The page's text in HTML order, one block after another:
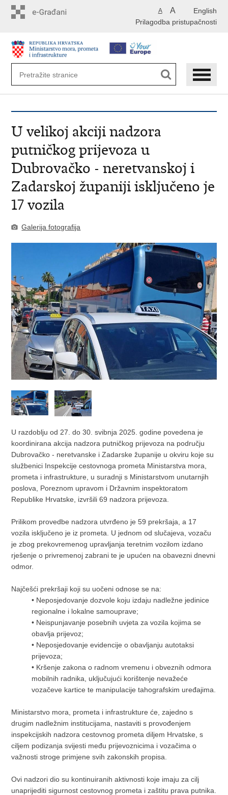
English
A A
Prilagodba pristupačnosti
U velikoj akciji nadzora
putničkog prijevoza u
Dubrovačko - neretvanskoj i
Zadarskoj županiji isključeno je
17 vozila
Galerija fotografija
U razdoblju od 27. do 30. svibnja 2025. godine povedena je
koordinirana akcija nadzora putničkog prijevoza na području
Dubrovačko - neretvanske i Zadarske županije u okviru koje su
službenici Inspekcije cestovnoga prometa Ministarstva mora,
prometa i infrastrukture, u suradnji s Ministarstvom unutarnjih
poslova, Poreznom upravom i Državnim inspektoratom
Republike Hrvatske, izvršili 69 nadzora prijevoza.
Prilikom provedbe nadzora utvrđeno je 59 prekršaja, a 17
vozila isključeno je iz prometa. U jednom od slučajeva, vozaču
je zbog prekovremenog upravljanja teretnim vozilom izdano
rješenje o privremenoj zabrani te je upućen na obavezni dnevni
odmor.
Najčešći prekršaji koji su uočeni odnose se na:
• Neposjedovanje dozvole koju izdaju nadležne jedinice
regionalne i lokalne samouprave;
• Neispunjavanje posebnih uvjeta za vozila kojima se
obavlja prijevoz;
• Neposjedovanje evidencije o obavljanju autotaksi
prijevoza;
• Kršenje zakona o radnom vremenu i obveznih odmora
mobilnih radnika, uključujući korištenje nevažeće
vozačeve kartice te manipulacije tahografskim uređajima.
Ministarstvo mora, prometa i infrastrukture će, zajedno s
drugim nadležnim institucijama, nastaviti s provođenjem
inspekcijskih nadzora cestovnog prometa diljem Hrvatske, s
ciljem podizanja svijesti među prijevoznicima i vozačima o
važnosti stroge primjene svih zakonskih propisa.
Ovi nadzori dio su kontinuiranih aktivnosti koje imaju za cilj
unaprijediti sigurnost cestovnog prometa i zaštitu prava putnika.